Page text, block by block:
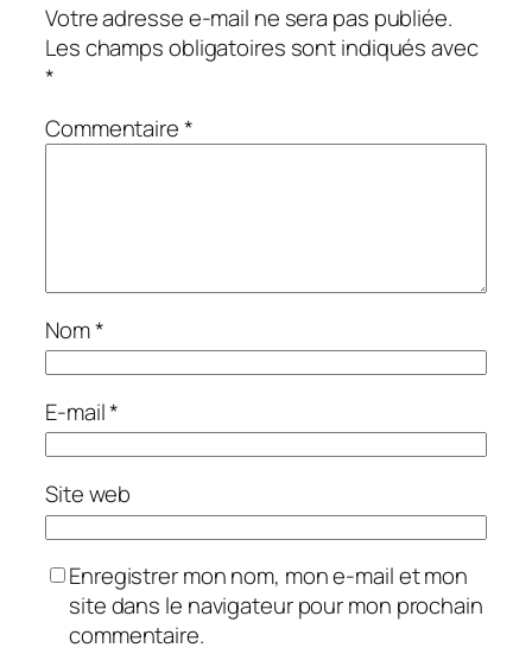
Votre adresse e-mail ne sera pas publiée.
Les champs obligatoires sont indiqués avec
*
Commentaire*
Nom*
E-mail*
Site web
Enregistrer mon nom, mon e-mail et mon
site dans le navigateur pour mon prochain
commentaire.